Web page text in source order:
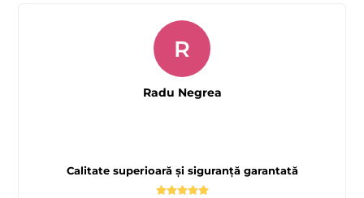
Calitate superioară și siguranță garantată
R
Radu Negrea